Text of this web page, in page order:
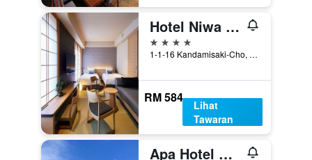
Hotel Niwa Tokyo
4 bintang
1-1-16 Kandamisaki-Cho, Chiyoda-ku, Tokyo, Jepun
RM 584
Lihat
Tawaran
Apa Hotel Kanda Jimbocho Ekihigashi